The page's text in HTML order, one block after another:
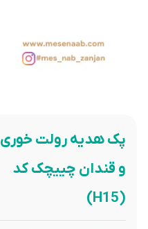
پک هدیه رولت خوری
و قندان چییچک کد
(H15)